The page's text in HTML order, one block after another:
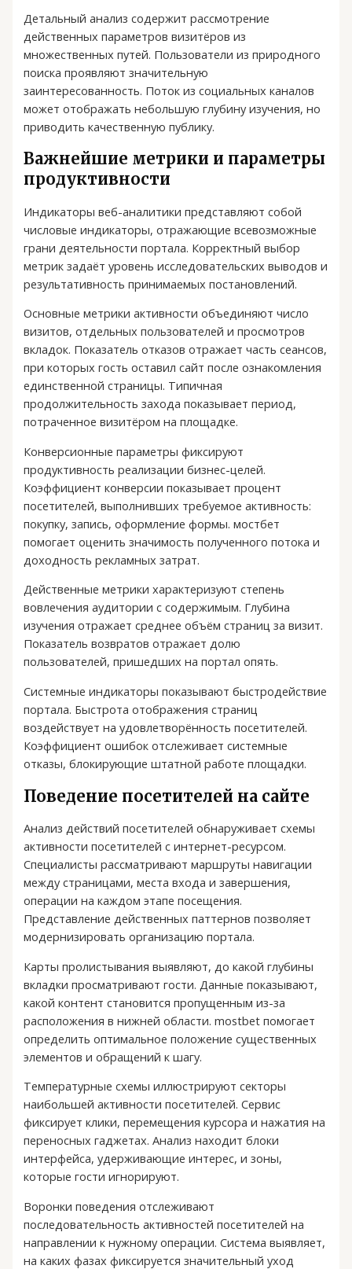
Детальный анализ содержит рассмотрение
действенных параметров визитёров из
множественных путей. Пользователи из природного
поиска проявляют значительную
заинтересованность. Поток из социальных каналов
может отображать небольшую глубину изучения, но
приводить качественную публику.
Важнейшие метрики и параметры
продуктивности
Индикаторы веб-аналитики представляют собой
числовые индикаторы, отражающие всевозможные
грани деятельности портала. Корректный выбор
метрик задаёт уровень исследовательских выводов и
результативность принимаемых постановлений.
Основные метрики активности объединяют число
визитов, отдельных пользователей и просмотров
вкладок. Показатель отказов отражает часть сеансов,
при которых гость оставил сайт после ознакомления
единственной страницы. Типичная
продолжительность захода показывает период,
потраченное визитёром на площадке.
Конверсионные параметры фиксируют
продуктивность реализации бизнес-целей.
Коэффициент конверсии показывает процент
посетителей, выполнивших требуемое активность:
покупку, запись, оформление формы. мостбет
помогает оценить значимость полученного потока и
доходность рекламных затрат.
Действенные метрики характеризуют степень
вовлечения аудитории с содержимым. Глубина
изучения отражает среднее объём страниц за визит.
Показатель возвратов отражает долю
пользователей, пришедших на портал опять.
Системные индикаторы показывают быстродействие
портала. Быстрота отображения страниц
воздействует на удовлетворённость посетителей.
Коэффициент ошибок отслеживает системные
отказы, блокирующие штатной работе площадки.
Поведение посетителей на сайте
Анализ действий посетителей обнаруживает схемы
активности посетителей с интернет-ресурсом.
Специалисты рассматривают маршруты навигации
между страницами, места входа и завершения,
операции на каждом этапе посещения.
Представление действенных паттернов позволяет
модернизировать организацию портала.
Карты пролистывания выявляют, до какой глубины
вкладки просматривают гости. Данные показывают,
какой контент становится пропущенным из-за
расположения в нижней области. mostbet помогает
определить оптимальное положение существенных
элементов и обращений к шагу.
Температурные схемы иллюстрируют секторы
наибольшей активности посетителей. Сервис
фиксирует клики, перемещения курсора и нажатия на
переносных гаджетах. Анализ находит блоки
интерфейса, удерживающие интерес, и зоны,
которые гости игнорируют.
Воронки поведения отслеживают
последовательность активностей посетителей на
направлении к нужному операции. Система выявляет,
на каких фазах фиксируется значительный уход